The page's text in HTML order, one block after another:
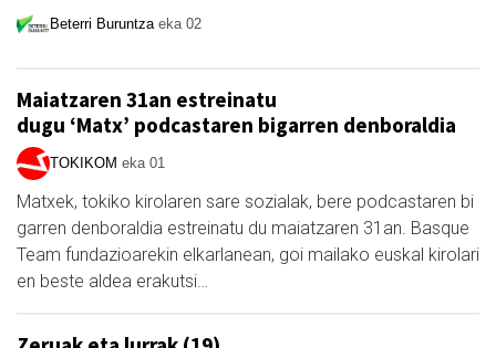
Beterri Buruntza eka 02
Maiatzaren 31an estreinatu
dugu ‘Matx’ podcastaren bigarren denboraldia
TOKIKOM eka 01
Matxek, tokiko kirolaren sare sozialak, bere podcastaren bi
garren denboraldia estreinatu du maiatzaren 31an. Basque
Team fundazioarekin elkarlanean, goi mailako euskal kirolari
en beste aldea erakutsi…